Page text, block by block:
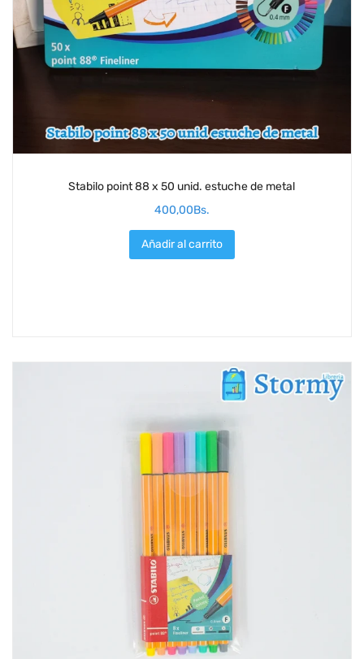
Stabilo point 88 x 50 unid. estuche de metal
400,00Bs.
Añadir al carrito